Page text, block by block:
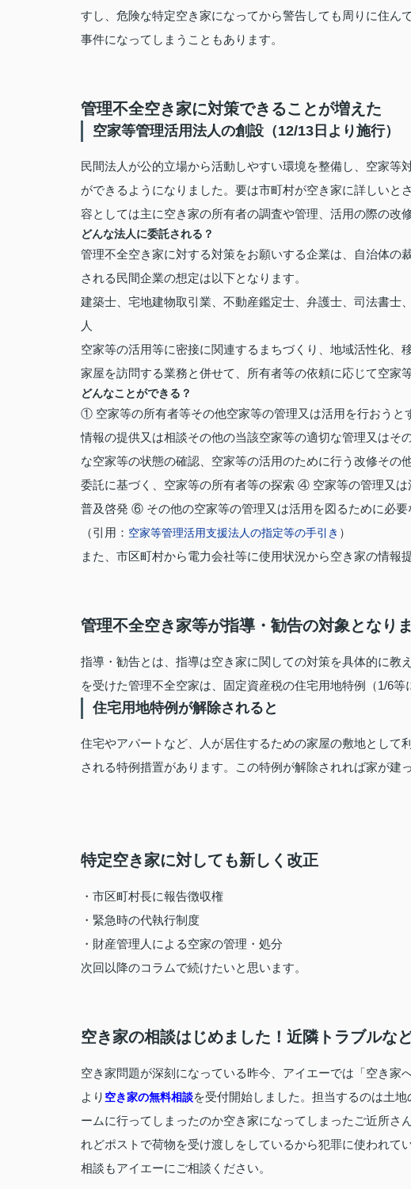
すし、危険な特定空き家になってから警告しても周りに住
事件になってしまうこともあります。
管理不全空き家に対策できることが増えた
空家等管理活用法人の創設（12/13日より施行）
民間法人が公的立場から活動しやすい環境を整備し、空家
ができるようになりました。要は市町村が空き家に詳しい
容としては主に空き家の所有者の調査や管理、活用の際の改
どんな法人に委託される？
管理不全空き家に対する対策をお願いする企業は、自治体
される民間企業の想定は以下となります。
建築士、宅地建物取引業、不動産鑑定士、弁護士、司法書
人
空家等の活用等に密接に関連するまちづくり、地域活性化
家屋を訪問する業務と併せて、所有者等の依頼に応じて空家
どんなことができる？
① 空家等の所有者等その他空家等の管理又は活用を行おう
情報の提供又は相談その他の当該空家等の適切な管理又は
な空家等の状態の確認、空家等の活用のために行う改修そ
委託に基づく、空家等の所有者等の探索 ④ 空家等の管理又
普及啓発 ⑥ その他の空家等の管理又は活用を図るために必要
（引用： 空家等管理活用支援法人の指定等の手引き ）
また、市区町村から電力会社等に使用状況から空き家の情報
管理不全空き家等が指導・勧告の対象となり
指導・勧告とは、指導は空き家に関しての対策を具体的に
を受けた管理不全空家は、固定資産税の住宅用地特例（1/6等
住宅用地特例が解除されると
住宅やアパートなど、人が居住するための家屋の敷地とし
される特例措置があります。この特例が解除されれば家が
特定空き家に対しても新しく改正
・市区町村長に報告徴収権
・緊急時の代執行制度
・財産管理人による空家の管理・処分
次回以降のコラムで続けたいと思います。
空き家の相談はじめました！近隣トラブルな
空き家問題が深刻になっている昨今、アイエーでは「空き
より 空き家の無料相談を受付開始しました。担当するのは土
ームに行ってしまったのか空き家になってしまったご近所
れどポストで荷物を受け渡しをしているから犯罪に使われて
相談もアイエーにご相談ください。